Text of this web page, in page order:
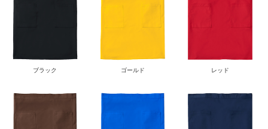
ブラック ゴールド レッド